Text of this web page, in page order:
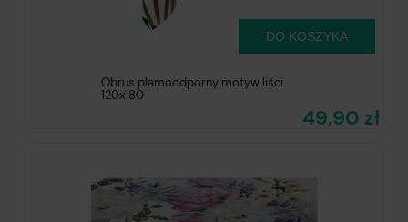
Obrus plamoodporny motyw liści
120x180
49,90 zł
DO KOSZYKA